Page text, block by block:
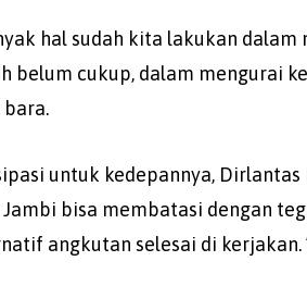
hal sudah kita lakukan
belum cukup, dalam mengurai
bara.
untuk kedepannya,
Jambi bisa membatasi dengan
angkutan selesai di kerjakan.